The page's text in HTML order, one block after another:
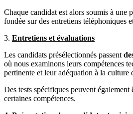
Chaque candidat est alors soumis à une
fondée sur des entretiens téléphoniques
3. Entretiens et évaluations
Les candidats présélectionnés passent
où nous examinons leurs compétences
pertinente et leur adéquation à la culture
Des tests spécifiques peuvent
certaines compétences.